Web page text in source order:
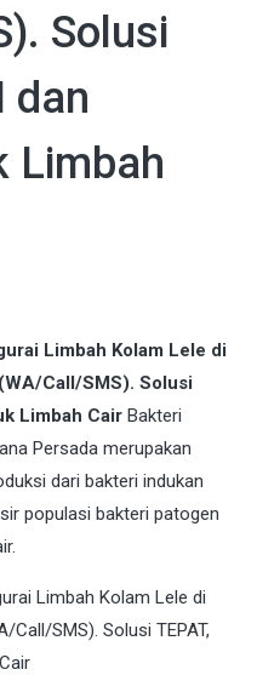
Solusi
dan
Limbah
Limbah Kolam Lele di
Call/SMS). Solusi
Limbah Cair Bakteri
Persada merupakan
dari bakteri indukan
populasi bakteri patogen